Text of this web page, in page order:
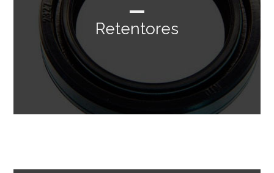
Retentores